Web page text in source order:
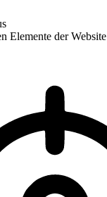
Elemente der Website